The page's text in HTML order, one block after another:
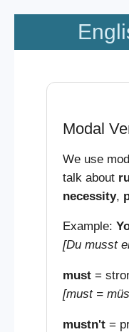
Zum
springen
Modal
We use
talk about
necessity,
Example:
[Du musst
must=
[must =
mustn't=